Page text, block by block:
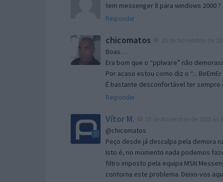
tem messenger 8 para windows 2000
Responder
chicomatos
Boas…
Era bom que o “pplware” não
Por acaso estou como diz o “.:.
É bastante desconfortável ter sempre
Responder
Vítor M.
@chicomatos
Peço desde já desculpa pela demora
Isto é, no momento nada podemos
filtro imposto pela equipa MSN
contorna este problema. Deixo-vos